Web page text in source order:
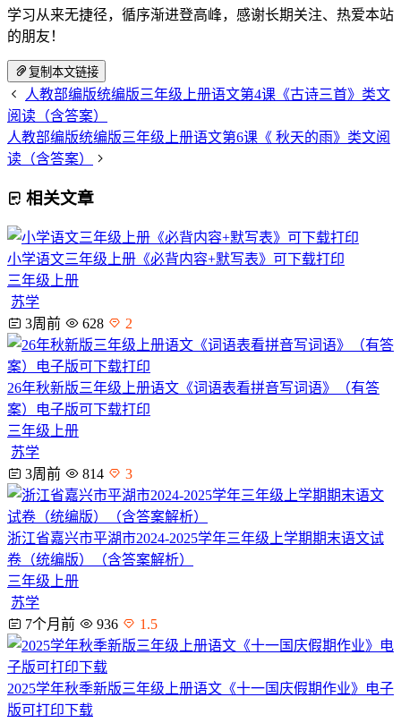
学习从来无捷径，循序渐进登高峰，感谢长期关注、热爱本站
的朋友！
复制本文链接
人教部编版统编版三年级上册语文第4课《古诗三首》类文
阅读（含答案）
人教部编版统编版三年级上册语文第6课《 秋天的雨》类文阅
读（含答案）
相关文章
小学语文三年级上册《必背内容+默写表》可下载打印
三年级上册
苏学
3周前
628 2
26年秋新版三年级上册语文《词语表看拼音写词语》（有答
案）电子版可下载打印
三年级上册
苏学
3周前
814 3
浙江省嘉兴市平湖市2024-2025学年三年级上学期期末语文试
卷（统编版）（含答案解析）
三年级上册
苏学
7个月前
936 1.5
2025学年秋季新版三年级上册语文《十一国庆假期作业》电子
版可打印下载